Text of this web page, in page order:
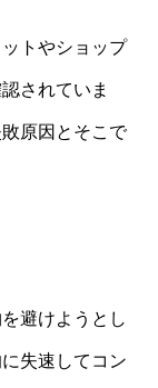
トやショップ
されていま
原因とそこで
避けようとし
失速してコン